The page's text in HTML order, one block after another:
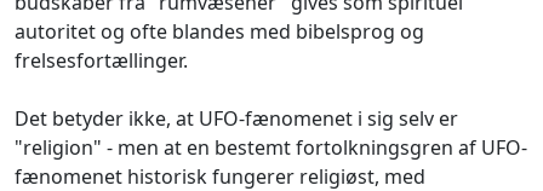
autoritet og ofte blandes med bibelsprog og
frelsesfortællinger.
Det betyder ikke, at UFO-fænomenet i sig selv er
"religion" - men at en bestemt fortolkningsgren af UFO-
fænomenet historisk fungerer religiøst, med